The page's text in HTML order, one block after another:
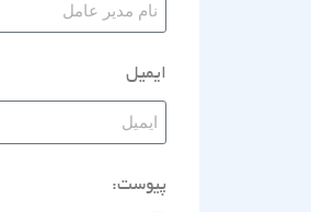
ایمیل
پیوست: